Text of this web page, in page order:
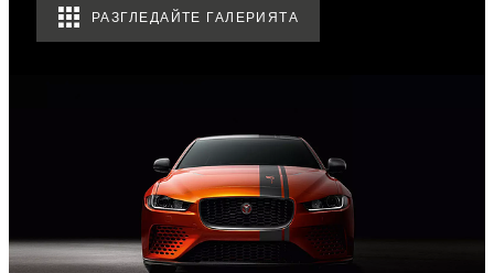
РАЗГЛЕДАЙТЕ ГАЛЕРИЯТА